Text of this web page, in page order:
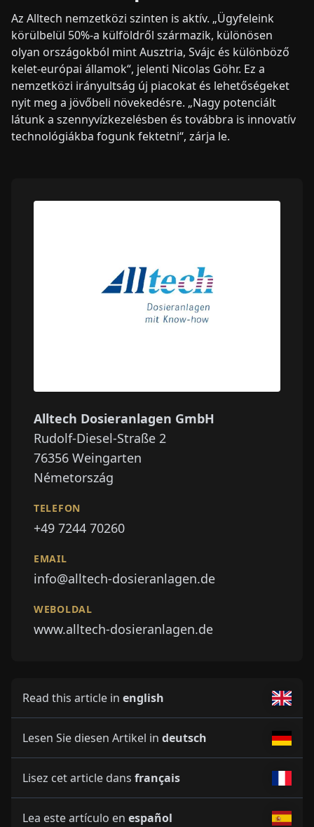
Az Alltech nemzetközi szinten is aktív. „Ügyfeleink
körülbelül 50%-a külföldről származik, különösen
olyan országokból mint Ausztria, Svájc és különböző
kelet-európai államok“, jelenti Nicolas Göhr. Ez a
nemzetközi irányultság új piacokat és lehetőségeket
nyit meg a jövőbeli növekedésre. „Nagy potenciált
látunk a szennyvízkezelésben és továbbra is innovatív
technológiákba fogunk fektetni“, zárja le.
Alltech Dosieranlagen GmbH
Rudolf-Diesel-Straße 2
76356 Weingarten
Németország
TELEFON
+49 7244 70260
EMAIL
info@alltech-dosieranlagen.de
WEBOLDAL
www.alltech-dosieranlagen.de
Read this article in english
Lesen Sie diesen Artikel in deutsch
Lisez cet article dans français
Lea este artículo en español